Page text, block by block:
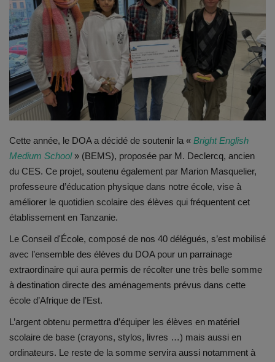
Emplois
Notre offre d'enseignement (2026)
Stages
Association des Parents
Offre d'enseignement & inscriptions
Ancien-ne-s du CES Saint-Vincent
Activation email
Contacts
Cette année, le DOA a décidé de soutenir la « Bright English
Medium School » (BEMS), proposée par M. Declercq, ancien
du CES. Ce projet, soutenu également par Marion Masquelier,
professeure d’éducation physique dans notre école, vise à
améliorer le quotidien scolaire des élèves qui fréquentent cet
établissement en Tanzanie.
Le Conseil d'École, composé de nos 40 délégués, s’est mobilisé
avec l’ensemble des élèves du DOA pour un parrainage
extraordinaire qui aura permis de récolter une très belle somme
à destination directe des aménagements prévus dans cette
école d’Afrique de l’Est.
L’argent obtenu permettra d’équiper les élèves en matériel
scolaire de base (crayons, stylos, livres …) mais aussi en
ordinateurs. Le reste de la somme servira aussi notamment à